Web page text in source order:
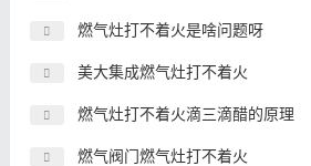
燃气灶打不着火是啥问题呀
美大集成燃气灶打不着火
燃气灶打不着火滴三滴醋的原理
燃气阀门燃气灶打不着火